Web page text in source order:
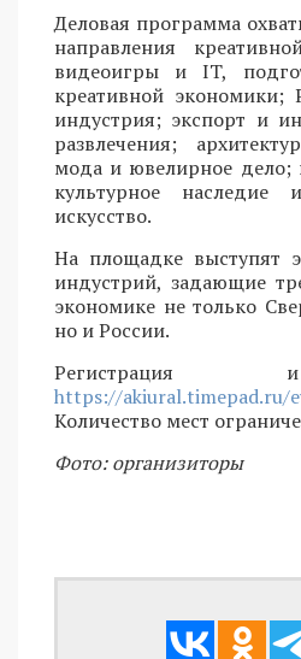
Деловая программа
направления
видеоигры и IT,
креативной экономики;
индустрия; экспорт и
развлечения;
мода и ювелирное дело;
культурное наследие
искусство.
На площадке выступят
индустрий, задающие
экономике не только
но и России.
https://akiural.timepad.ru/
Количество мест
Фото: организиторы